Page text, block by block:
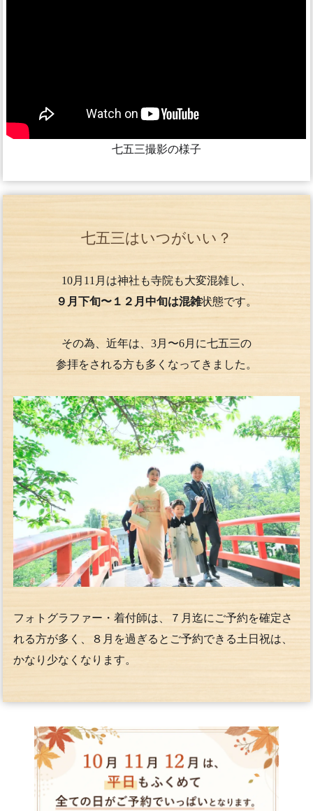
七五三撮影の様子
七五三はいつがいい？
10月11月は神社も寺院も大変混雑し、
９月下旬〜１２月中旬は混雑状態です。
その為、近年は、3月〜6月に七五三の
参拝をされる方も多くなってきました。
フォトグラファー・着付師は、７月迄にご予約を確定さ
れる方が多く、８月を過ぎるとご予約できる土日祝は、
かなり少なくなります。